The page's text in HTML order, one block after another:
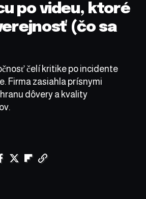
po videu, ktoré
(čo sa
čelí kritike po incidente
Firma zasiahla prísnymi
dôvery a kvality